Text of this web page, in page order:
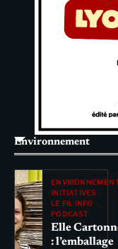
Environnement
INITIATIVES
LE FIL INFO
PODCAST
Elle
: l’emballage